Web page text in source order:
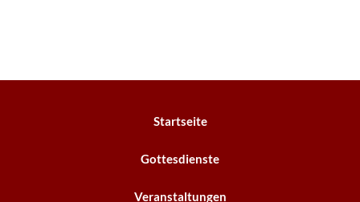
Startseite
Gottesdienste
Veranstaltungen